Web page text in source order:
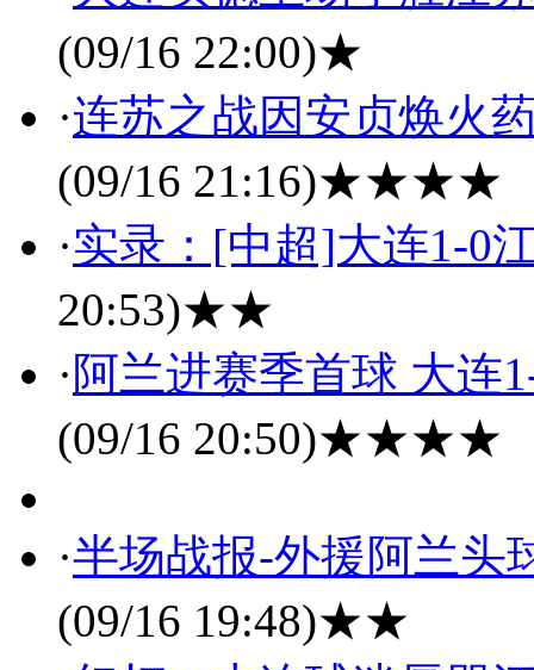
(09/16 22:00)★
·连苏之战因安贞焕火
(09/16 21:16)★★★★
·实录：[中超]大连1-0
20:53)★★
·阿兰进赛季首球 大连
(09/16 20:50)★★★★
·半场战报-外援阿兰头
(09/16 19:48)★★